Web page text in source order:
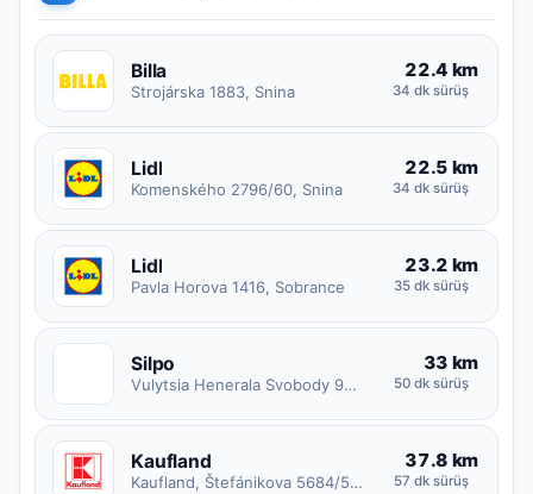
Billa
Strojárska 1883, Snina
22.4 km
34 dk sürüş
Lidl
Komenského 2796/60, Snina
22.5 km
34 dk sürüş
Lidl
Pavla Horova 1416, Sobrance
23.2 km
35 dk sürüş
Silpo
Vulytsia Henerala Svobody 9Б, Uzhhorodska miska hromada
33 km
50 dk sürüş
Kaufland
Kaufland, Štefánikova 5684/50, 066 01 Humenné, Slovensko
37.8 km
57 dk sürüş